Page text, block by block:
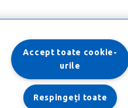
Accept toate cookie-
urile
Respingeți toate